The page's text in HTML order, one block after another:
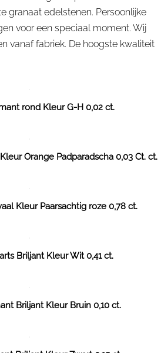
granaat edelstenen. Persoonlijke
voor een speciaal moment. Wij
vanaf fabriek. De hoogste kwaliteit
rond Kleur G-H 0,02 ct.
Orange Padparadscha 0,03 Ct. ct.
Kleur Paarsachtig roze 0,78 ct.
Briljant Kleur Wit 0,41 ct.
Briljant Kleur Bruin 0,10 ct.